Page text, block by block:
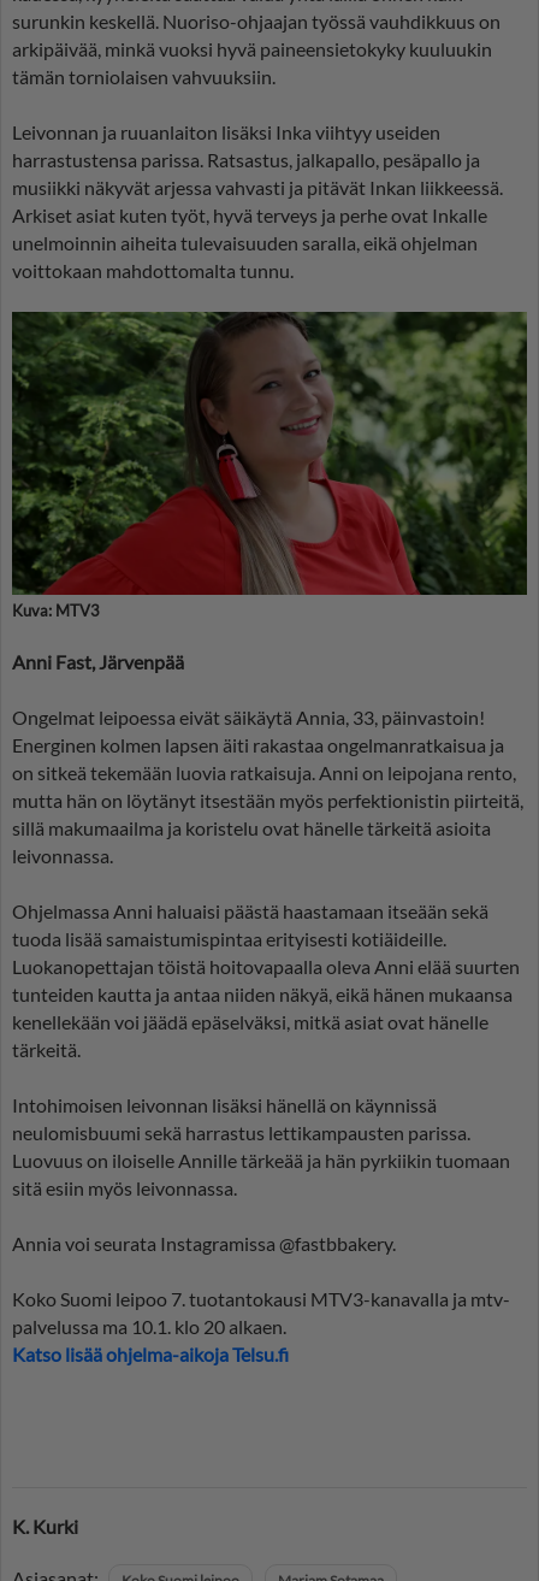
surunkin keskellä. Nuoriso-ohjaajan työssä vauhdikkuus on
arkipäivää, minkä vuoksi hyvä paineensietokyky kuuluukin
tämän torniolaisen vahvuuksiin.
Leivonnan ja ruuanlaiton lisäksi Inka viihtyy useiden
harrastustensa parissa. Ratsastus, jalkapallo, pesäpallo ja
musiikki näkyvät arjessa vahvasti ja pitävät Inkan liikkeessä.
Arkiset asiat kuten työt, hyvä terveys ja perhe ovat Inkalle
unelmoinnin aiheita tulevaisuuden saralla, eikä ohjelman
voittokaan mahdottomalta tunnu.
Kuva: MTV3
Anni Fast, Järvenpää
Ongelmat leipoessa eivät säikäytä Annia, 33, päinvastoin!
Energinen kolmen lapsen äiti rakastaa ongelmanratkaisua ja
on sitkeä tekemään luovia ratkaisuja. Anni on leipojana rento,
mutta hän on löytänyt itsestään myös perfektionistin piirteitä,
sillä makumaailma ja koristelu ovat hänelle tärkeitä asioita
leivonnassa.
Ohjelmassa Anni haluaisi päästä haastamaan itseään sekä
tuoda lisää samaistumispintaa erityisesti kotiäideille.
Luokanopettajan töistä hoitovapaalla oleva Anni elää suurten
tunteiden kautta ja antaa niiden näkyä, eikä hänen mukaansa
kenellekään voi jäädä epäselväksi, mitkä asiat ovat hänelle
tärkeitä.
Intohimoisen leivonnan lisäksi hänellä on käynnissä
neulomisbuumi sekä harrastus lettikampausten parissa.
Luovuus on iloiselle Annille tärkeää ja hän pyrkiikin tuomaan
sitä esiin myös leivonnassa.
Annia voi seurata Instagramissa @fastbbakery.
Koko Suomi leipoo 7. tuotantokausi MTV3-kanavalla ja mtv-
palvelussa ma 10.1. klo 20 alkaen.
Katso lisää ohjelma-aikoja Telsu.fi
K. Kurki